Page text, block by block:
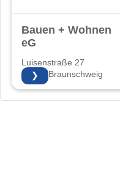
Bauen + Wohnen
eG
Luisenstraße 27
38118 Braunschweig
❯